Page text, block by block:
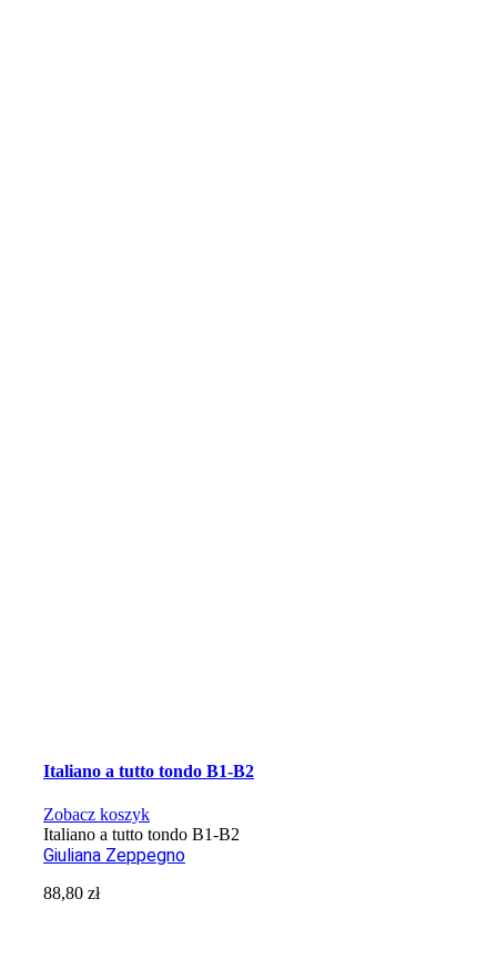
Italiano a tutto tondo B1-B2
Zobacz koszyk
Italiano a tutto tondo B1-B2
Giuliana Zeppegno
88,80zł